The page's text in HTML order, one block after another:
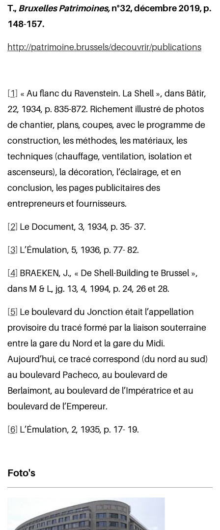
T., Bruxelles Patrimoines,n°32, décembre 2019, p.
148-157.
http://patrimoine.brussels/decouvrir/publications
[1] « Au flanc du Ravenstein. La Shell », dans Bâtir,
22, 1934, p. 835-872. Richement illustré de photos
de chantier, plans, coupes, avec le programme de
construction, les méthodes, les matériaux, les
techniques (chauffage, ventilation, isolation et
ascenseurs), la décoration, l’éclairage, et en
conclusion, les pages publicitaires des
entrepreneurs et fournisseurs.
[2] Le Document, 3, 1934, p. 35- 37.
[3] L’Émulation, 5, 1936, p. 77- 82.
[4] BRAEKEN, J., « De Shell-Building te Brussel »,
dans M & L, jg. 13, 4, 1994, p. 24, 26 et 28.
[5] Le boulevard du Jonction était l’appellation
provisoire du tracé formé par la liaison souterraine
entre la gare du Nord et la gare du Midi.
Aujourd’hui, ce tracé correspond (du nord au sud)
au boulevard Pacheco, au boulevard de
Berlaimont, au boulevard de l’Impératrice et au
boulevard de l’Empereur.
[6] L’Émulation, 2, 1935, p. 17- 19.
Foto's